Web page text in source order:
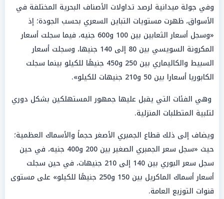
وفي جولة ميدانية لرصد تداولات الأصناف البحرية المختلفة في
الأسواق، ظهرت مستويات التباين السعري بحسب الجودة؛ إذ
«وسجل أسعار الثعابين بين 100 و600 جنيه، فيما سجلت أسعار
المكرونة السويسي بين 80 إلى 140 جنيها، وسجلت أسعار
السبيط والكاليماري بين 250 و450 جنيهًا للكيلو بينما سجلت
الكابوريا أسعارا بين 50 و210 جنيهات للكيلو».
وهي الفئات التي يقبل عليها جمهور المستهلكين بشكل دوري
لتلبية المتطلبات المنزلية.
ويضاف إلى ذلك قطاع الجمبري الأصغر حجماً والأسماك العظمية؛
حيث «سجل سعر الجمبري الصغير بين 200 و400 جنيه، في حين
سجل سعر البوري بين 140 إلى 210 جنيهات، في حين سجلت
أسعار أسماك الماكريل بين 150 و250 جنيهًا للكيلو» على مستوى
قنوات التوزيع العامة.